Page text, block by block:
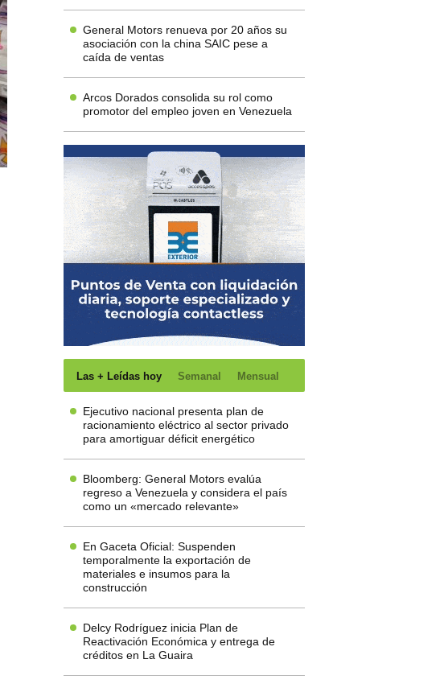
General Motors renueva por 20 años su
asociación con la china SAIC pese a
caída de ventas
Arcos Dorados consolida su rol como
promotor del empleo joven en Venezuela
Las + Leídas hoy Semanal Mensual
Ejecutivo nacional presenta plan de
racionamiento eléctrico al sector privado
para amortiguar déficit energético
Bloomberg: General Motors evalúa
regreso a Venezuela y considera el país
como un «mercado relevante»
En Gaceta Oficial: Suspenden
temporalmente la exportación de
materiales e insumos para la
construcción
Delcy Rodríguez inicia Plan de
Reactivación Económica y entrega de
créditos en La Guaira